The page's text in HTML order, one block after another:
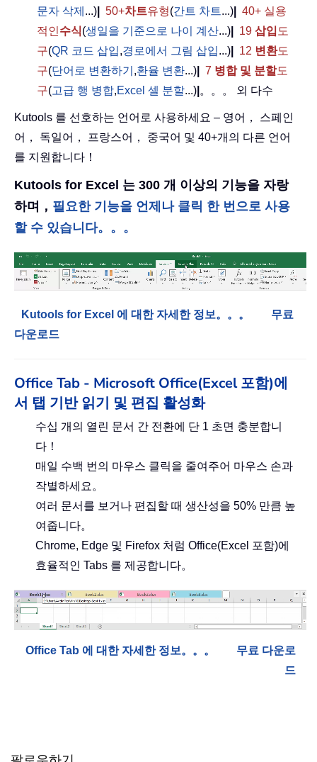
문자 삭제 ...) 50+차트유형(간트 차트...)
40+ 실용
적인수식(생일을 기준으로 나이 계산...) 19 삽입 도
구(QR 코드 삽입,경로에서 그림 삽입...) 12 변환도
구(단어로 변환하기 ,환율 변환...) 7 병합 및 분할도
구(고급 행 병합,Excel 셀 분할...) 。。。 외 다수
Kutools 를 선호하는 언어로 사용하세요 – 영어， 스페인
어， 독일어， 프랑스어， 중국어 및 40+개의 다른 언어
를 지원합니다！
Kutools for Excel 는 300 개 이상의 기능을 자랑
하며， 필요한 기능을 언제나 클릭 한 번으로 사용
할 수 있습니다。。。
Kutools for Excel 에 대한 자세한 정보。。。
무료
다운로드
Office Tab - Microsoft Office(Excel 포함)에
서 탭 기반 읽기 및 편집 활성화
수십 개의 열린 문서 간 전환에 단 1 초면 충분합니
다！
매일 수백 번의 마우스 클릭을 줄여주어 마우스 손과
작별하세요。
여러 문서를 보거나 편집할 때 생산성을 50% 만큼 높
여줍니다。
Chrome, Edge 및 Firefox 처럼 Office(Excel 포함)에
효율적인 Tabs 를 제공합니다。
Office Tab 에 대한 자세한 정보。。。
무료 다운로
드